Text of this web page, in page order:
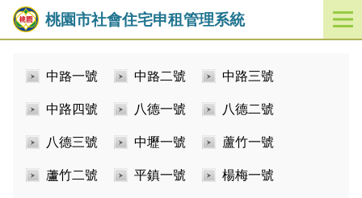
桃園市社會住宅申租管理系統
開
啟
中路一號 中路二號 中路三號
中路四號 八德一號 八德二號
八德三號 中壢一號 蘆竹一號
蘆竹二號 平鎮一號 楊梅一號